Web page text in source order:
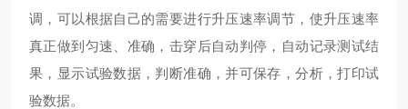
调，可以根据自己的需要进行升压速率调节，使升压速率
真正做到匀速、准确，击穿后自动判停，自动记录测试结
果，显示试验数据，判断准确，并可保存，分析，打印试
验数据。